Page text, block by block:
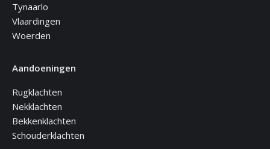
Tynaarlo
Vlaardingen
Woerden
Aandoeningen
Rugklachten
Nekklachten
Bekkenklachten
Schouderklachten